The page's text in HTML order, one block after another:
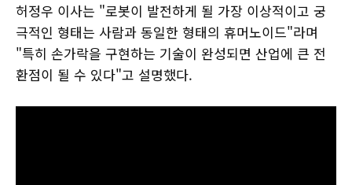
허정우 이사는 "로봇이 발전하게 될 가장 이상적이고 궁
극적인 형태는 사람과 동일한 형태의 휴머노이드"라며
"특히 손가락을 구현하는 기술이 완성되면 산업에 큰 전
환점이 될 수 있다"고 설명했다.